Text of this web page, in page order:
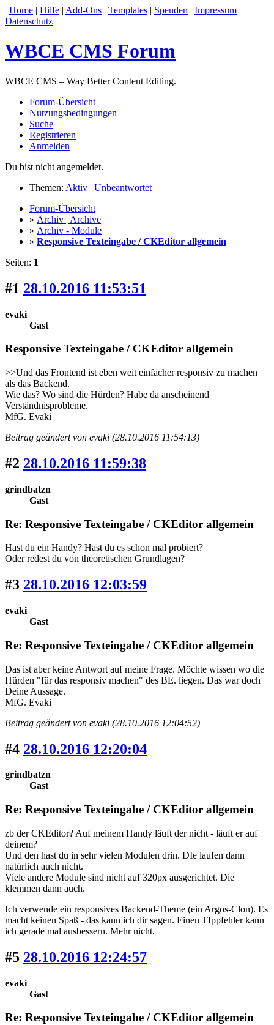
| Home | Hilfe | Add-Ons | Templates | Spenden | Impressum |
Datenschutz |
WBCE CMS Forum
WBCE CMS – Way Better Content Editing.
Forum-Übersicht
Nutzungsbedingungen
Suche
Registrieren
Anmelden
Du bist nicht angemeldet.
Themen: Aktiv | Unbeantwortet
Forum-Übersicht
» Archiv | Archive
» Archiv - Module
» Responsive Texteingabe / CKEditor allgemein
Seiten: 1
#1 28.10.2016 11:53:51
evaki
Gast
Responsive Texteingabe / CKEditor allgemein
>>Und das Frontend ist eben weit einfacher responsiv zu machen
als das Backend.
Wie das? Wo sind die Hürden? Habe da anscheinend
Verständnisprobleme.
MfG. Evaki
Beitrag geändert von evaki (28.10.2016 11:54:13)
#2 28.10.2016 11:59:38
grindbatzn
Gast
Re: Responsive Texteingabe / CKEditor allgemein
Hast du ein Handy? Hast du es schon mal probiert?
Oder redest du von theoretischen Grundlagen?
#3 28.10.2016 12:03:59
evaki
Gast
Re: Responsive Texteingabe / CKEditor allgemein
Das ist aber keine Antwort auf meine Frage. Möchte wissen wo die
Hürden "für das responsiv machen" des BE. liegen. Das war doch
Deine Aussage.
MfG. Evaki
Beitrag geändert von evaki (28.10.2016 12:04:52)
#4 28.10.2016 12:20:04
grindbatzn
Gast
Re: Responsive Texteingabe / CKEditor allgemein
zb der CKEditor? Auf meinem Handy läuft der nicht - läuft er auf
deinem?
Und den hast du in sehr vielen Modulen drin. DIe laufen dann
natürlich auch nicht.
Viele andere Module sind nicht auf 320px ausgerichtet. Die
klemmen dann auch.
Ich verwende ein responsives Backend-Theme (ein Argos-Clon). Es
macht keinen Spaß - das kann ich dir sagen. Einen TIppfehler kann
ich gerade mal ausbessern. Mehr nicht.
#5 28.10.2016 12:24:57
evaki
Gast
Re: Responsive Texteingabe / CKEditor allgemein